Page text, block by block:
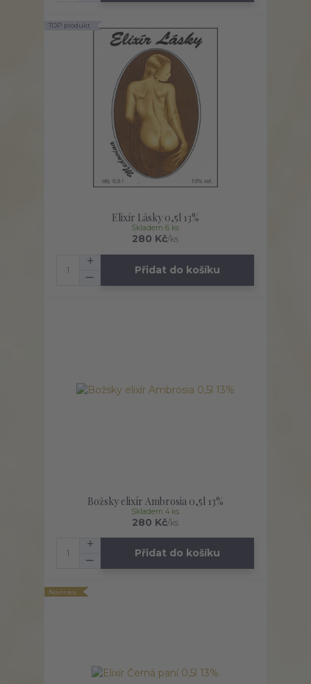
TOP produkt
Elixír Lásky 0,5l 13%
280 Kč/ks
Skladem 6 ks
Přidat do košíku
Božsky elixír Ambrosia 0,5l 13%
280 Kč/ks
Skladem 4 ks
Přidat do košíku
Novinka